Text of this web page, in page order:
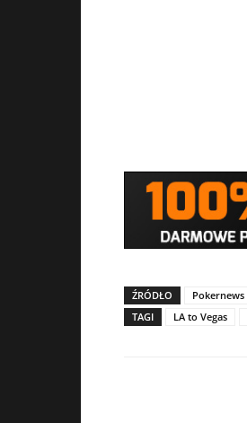
ŹRÓDŁO
Pokernews
TAGI
LA to Vegas